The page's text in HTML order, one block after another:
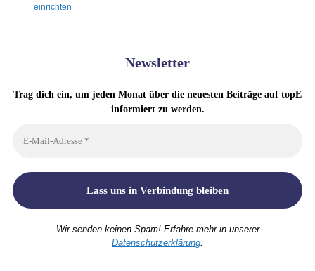
einrichten
Newsletter
Trag dich ein, um jeden Monat über die neuesten Beiträge auf topE
informiert zu werden.
Wir senden keinen Spam! Erfahre mehr in unserer
Datenschutzerklärung